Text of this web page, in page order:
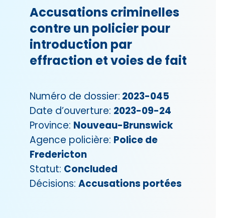
Accusations criminelles
contre un policier pour
introduction par
effraction et voies de fait
Numéro de dossier: 2023-045
Date d’ouverture: 2023-09-24
Province: Nouveau-Brunswick
Agence policière: Police de
Fredericton
Statut: Concluded
Décisions:Accusations portées